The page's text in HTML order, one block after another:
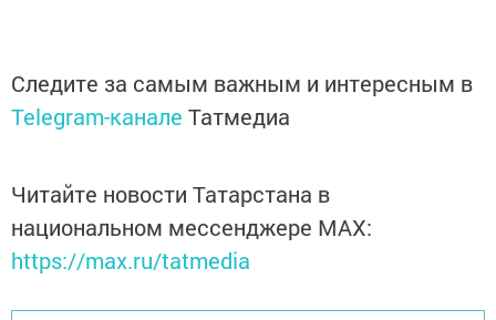
Следите за самым важным и интересным в
Telegram-канале Татмедиа
Читайте новости Татарстана в
национальном мессенджере MАХ:
https://max.ru/tatmedia